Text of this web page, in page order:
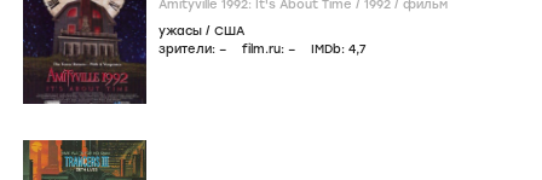
Amityville 1992: It's About Time / 1992 / фильм
ужасы / США
зрители: – film.ru: – IMDb: 4,7